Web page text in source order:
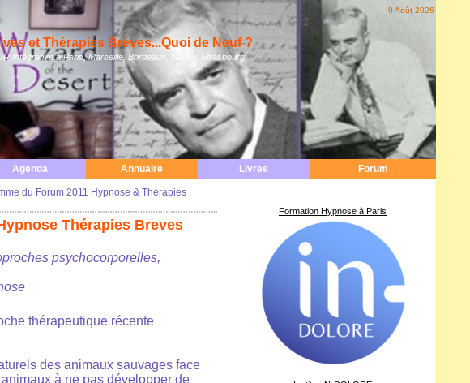
9 Août 2026
et Thérapies Brèves...Quoi de Neuf ?
Intégrative à Paris, Marseille, Bordeaux, Nancy, Strasbourg
Agenda Annuaire Livres Forum
du Forum 2011 Hypnose & Therapies
Thérapies Breves
psychocorporelles,
thérapeutique récente
des animaux sauvages face
à ne pas développer de
Formation Hypnose à Paris